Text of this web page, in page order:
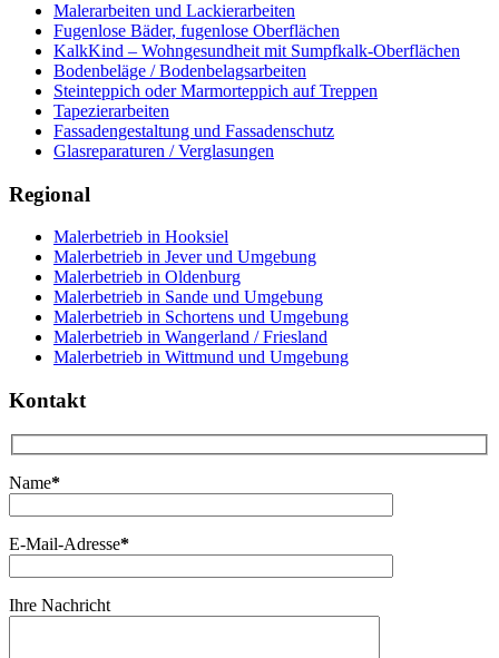
Malerarbeiten und Lackierarbeiten
Fugenlose Bäder, fugenlose Oberflächen
KalkKind – Wohngesundheit mit Sumpfkalk-Oberflächen
Bodenbeläge / Bodenbelagsarbeiten
Steinteppich oder Marmorteppich auf Treppen
Tapezierarbeiten
Fassadengestaltung und Fassadenschutz
Glasreparaturen / Verglasungen
Regional
Malerbetrieb in Hooksiel
Malerbetrieb in Jever und Umgebung
Malerbetrieb in Oldenburg
Malerbetrieb in Sande und Umgebung
Malerbetrieb in Schortens und Umgebung
Malerbetrieb in Wangerland / Friesland
Malerbetrieb in Wittmund und Umgebung
Kontakt
Name*
E-Mail-Adresse*
Ihre Nachricht